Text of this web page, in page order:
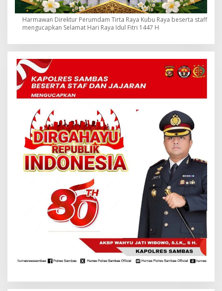
Harmawan Direktur Perumdam Tirta Raya Kubu Raya beserta staff
mengucapkan Selamat Hari Raya Idul Fitri 1447 H